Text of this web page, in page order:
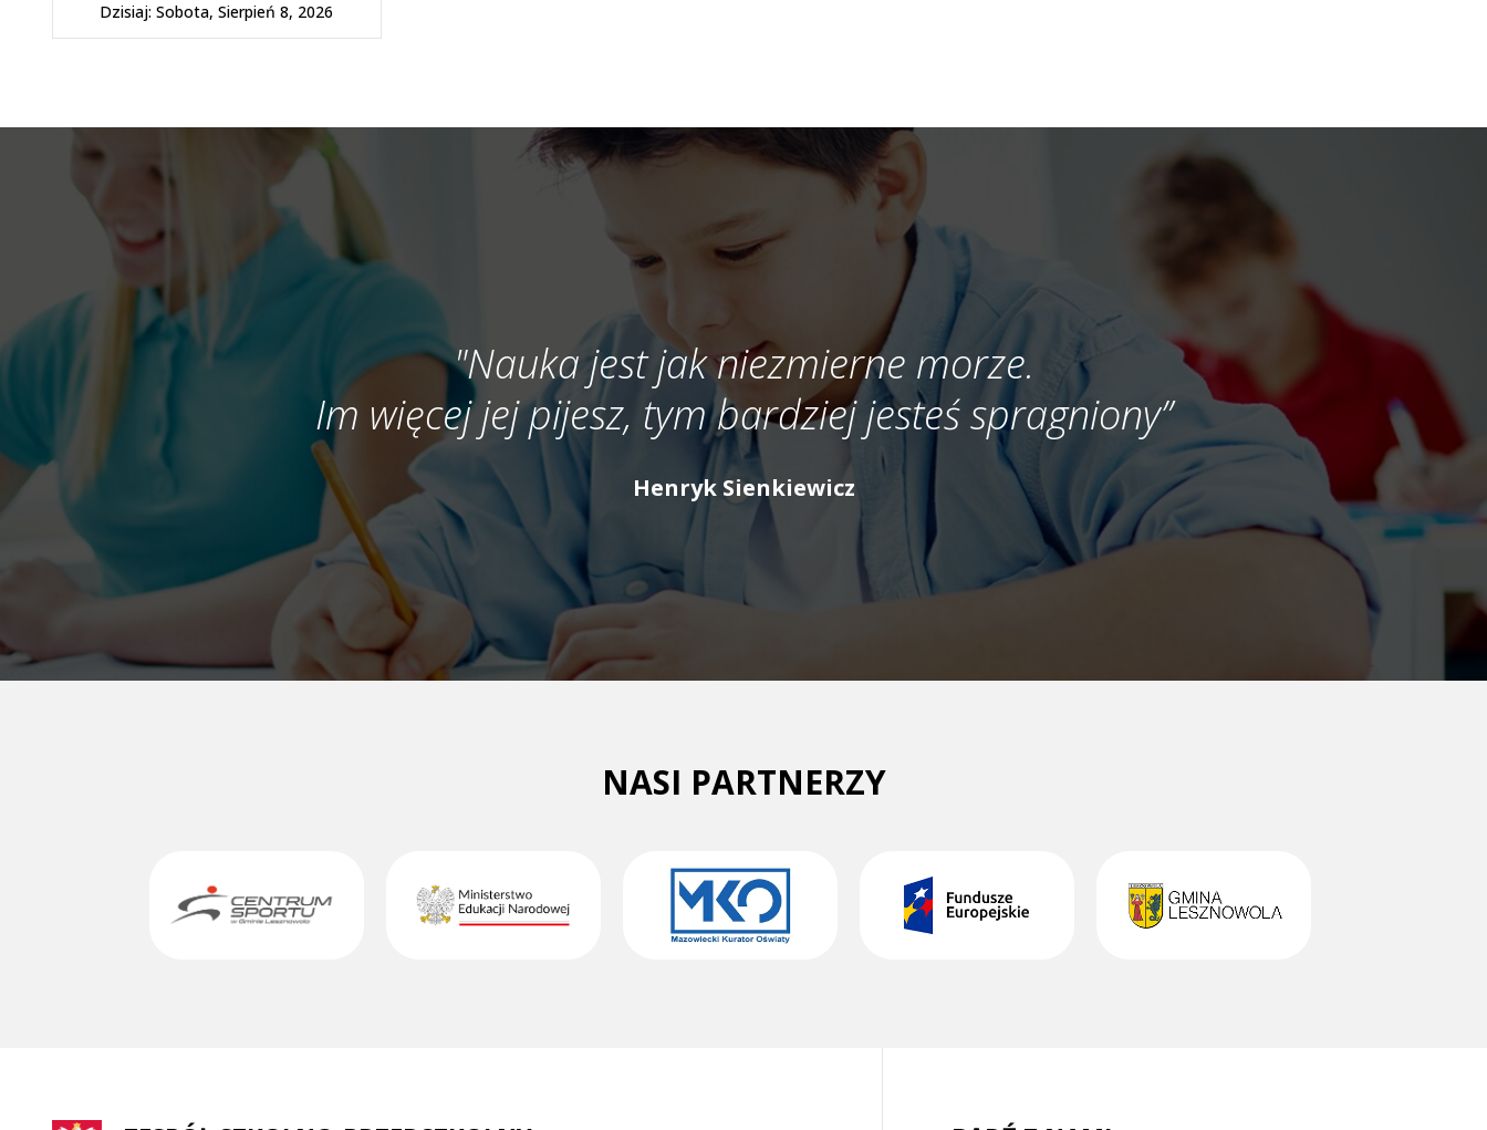
Dzisiaj: Sobota, Sierpień 8, 2026
"Nauka jest jak niezmierne morze.
Im więcej jej pijesz, tym bardziej jesteś spragniony”
Henryk Sienkiewicz
NASI PARTNERZY